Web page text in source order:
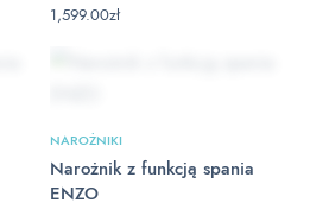
1,599.00zł
NAROŻNIKI
Narożnik z funkcją spania
ENZO